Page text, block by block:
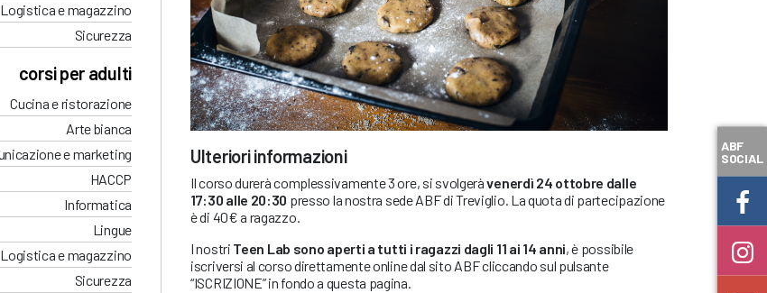
Logistica e magazzino
Sicurezza
corsi per adulti
Cucina e ristorazione
Arte bianca
e marketing
HACCP
Informatica
Lingue
Logistica e magazzino
Sicurezza
Ulteriori informazioni
Il corso durerà complessivamente 3 ore, si svolgeràvenerdì 24 ottobre dalle
17:30 alle 20:30 presso la nostra sede ABF di Treviglio. La quota di partecipazione
è di 40€ a ragazzo.
I nostri Teen Lab sono aperti a tutti i ragazzi dagli 11 ai 14 anni, è possibile
iscriversi al corso direttamente online dal sito ABF cliccando sul pulsante
“ISCRIZIONE” in fondo a questa pagina.
ABF
SOCIAL